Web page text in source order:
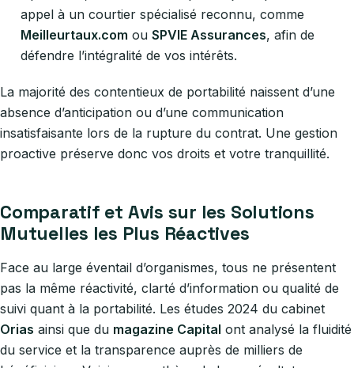
appel à un courtier spécialisé reconnu, comme
Meilleurtaux.com ou SPVIE Assurances, afin de
défendre l’intégralité de vos intérêts.
La majorité des contentieux de portabilité naissent d’une
absence d’anticipation ou d’une communication
insatisfaisante lors de la rupture du contrat. Une gestion
proactive préserve donc vos droits et votre tranquillité.
Comparatif et Avis sur les Solutions
Mutuelles les Plus Réactives
Face au large éventail d’organismes, tous ne présentent
pas la même réactivité, clarté d’information ou qualité de
suivi quant à la portabilité. Les études 2024 du cabinet
Orias ainsi que du magazine Capital ont analysé la fluidité
du service et la transparence auprès de milliers de